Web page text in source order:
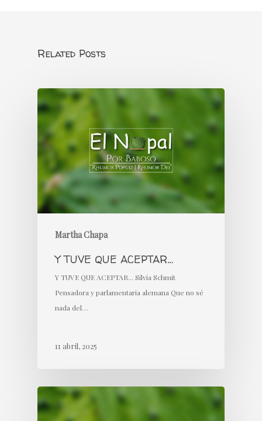
Related Posts
Martha Chapa
Y TUVE QUE ACEPTAR…
Y TUVE QUE ACEPTAR... Silvia Schmit
Pensadora y parlamentaria alemana Que no sé
nada del…
11 abril, 2025